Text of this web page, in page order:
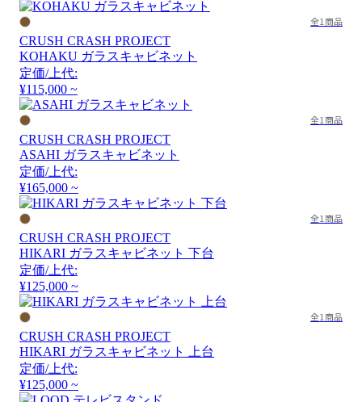
全1商品
CRUSH CRASH PROJECT
KOHAKU ガラスキャビネット
定価/上代:
¥115,000 ~
全1商品
CRUSH CRASH PROJECT
ASAHI ガラスキャビネット
定価/上代:
¥165,000 ~
全1商品
CRUSH CRASH PROJECT
HIKARI ガラスキャビネット 下台
定価/上代:
¥125,000 ~
全1商品
CRUSH CRASH PROJECT
HIKARI ガラスキャビネット 上台
定価/上代:
¥125,000 ~